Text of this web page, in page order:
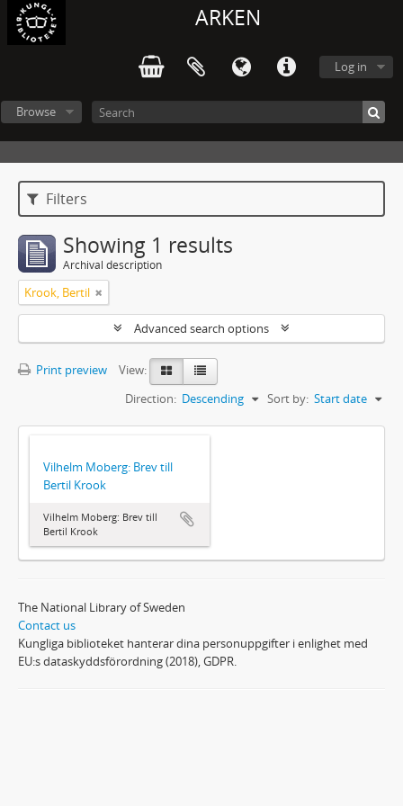
ARKEN
Log in
Browse
Filters
Showing 1 results
Archival description
Krook, Bertil
Advanced search options
Print preview
View:
Sort by: Start date
Direction: Descending
Vilhelm Moberg: Brev till
Bertil Krook
Vilhelm Moberg: Brev till
Bertil Krook
The National Library of Sweden
Contact us
Kungliga biblioteket hanterar dina personuppgifter i enlighet med
EU:s dataskyddsförordning (2018), GDPR.